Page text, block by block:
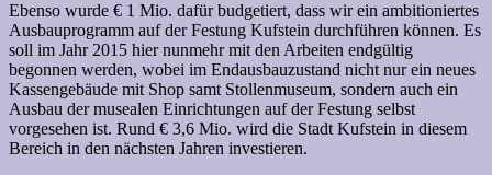
Ebenso wurde € 1 Mio. dafür budgetiert, dass wir ein ambitioniertes
Ausbauprogramm auf der Festung Kufstein durchführen können. Es
soll im Jahr 2015 hier nunmehr mit den Arbeiten endgültig
begonnen werden, wobei im Endausbauzustand nicht nur ein neues
Kassengebäude mit Shop samt Stollenmuseum, sondern auch ein
Ausbau der musealen Einrichtungen auf der Festung selbst
vorgesehen ist. Rund € 3,6 Mio. wird die Stadt Kufstein in diesem
Bereich in den nächsten Jahren investieren.